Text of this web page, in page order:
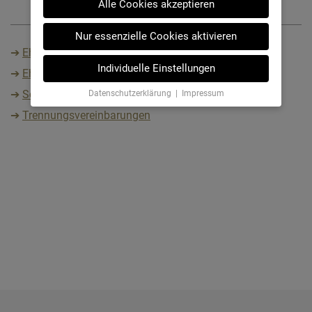
➔ Eheschließung
➔ Eheverträge
➔ Scheidungsvergleiche
➔ Trennungsvereinbarungen
Alle Cookies akzeptieren
Nur essenzielle Cookies aktivieren
Individuelle Einstellungen
Datenschutzerklärung | Impressum